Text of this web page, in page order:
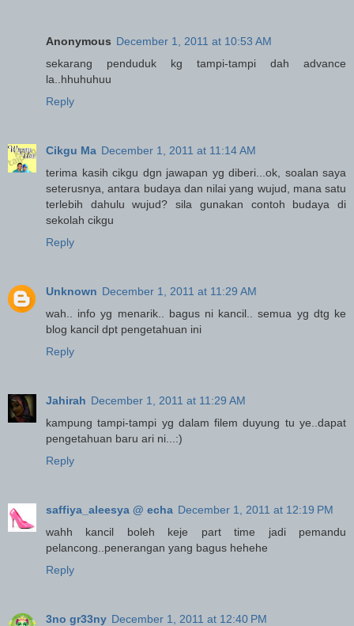
Anonymous December 1, 2011 at 10:53 AM
sekarang penduduk kg tampi-tampi dah advance
la..hhuhuhuu
Reply
Cikgu Ma December 1, 2011 at 11:14 AM
terima kasih cikgu dgn jawapan yg diberi...ok, soalan saya
seterusnya, antara budaya dan nilai yang wujud, mana satu
terlebih dahulu wujud? sila gunakan contoh budaya di
sekolah cikgu
Reply
Unknown December 1, 2011 at 11:29 AM
wah.. info yg menarik.. bagus ni kancil.. semua yg dtg ke
blog kancil dpt pengetahuan ini
Reply
Jahirah December 1, 2011 at 11:29 AM
kampung tampi-tampi yg dalam filem duyung tu ye..dapat
pengetahuan baru ari ni...:)
Reply
saffiya_aleesya @ echa December 1, 2011 at 12:19 PM
wahh kancil boleh keje part time jadi pemandu
pelancong..penerangan yang bagus hehehe
Reply
3no gr33ny December 1, 2011 at 12:40 PM